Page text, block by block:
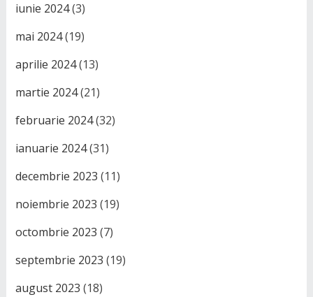
iunie 2024(3)
mai 2024(19)
aprilie 2024(13)
martie 2024(21)
februarie 2024(32)
ianuarie 2024(31)
decembrie 2023 (11)
noiembrie 2023 (19)
octombrie 2023 (7)
septembrie 2023 (19)
august 2023 (18)